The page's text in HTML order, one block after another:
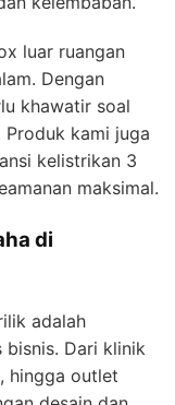
luar ruangan
Dengan
khawatir soal
Produk kami juga
kelistrikan 3
maksimal.
di
adalah
bisnis. Dari klinik
hingga outlet